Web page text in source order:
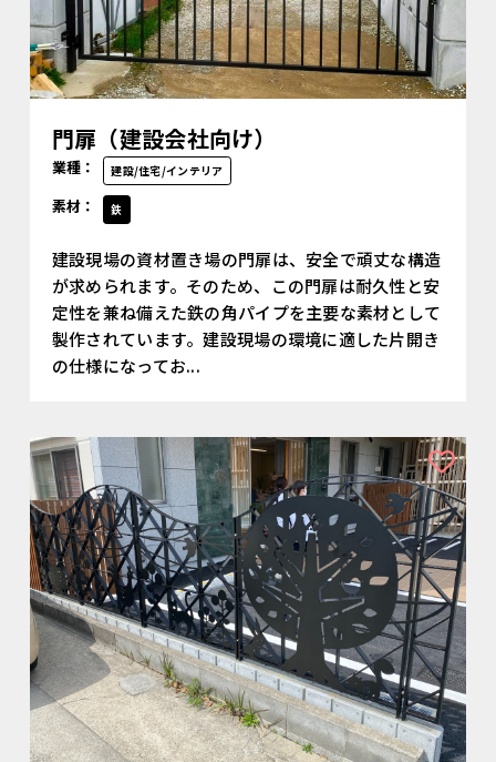
門扉（建設会社向け）
業種： 建設/住宅/インテリア
素材： 鉄
建設現場の資材置き場の門扉は、安全で頑丈な構造
が求められます。そのため、この門扉は耐久性と安
定性を兼ね備えた鉄の角パイプを主要な素材として
製作されています。建設現場の環境に適した片開き
の仕様になってお...